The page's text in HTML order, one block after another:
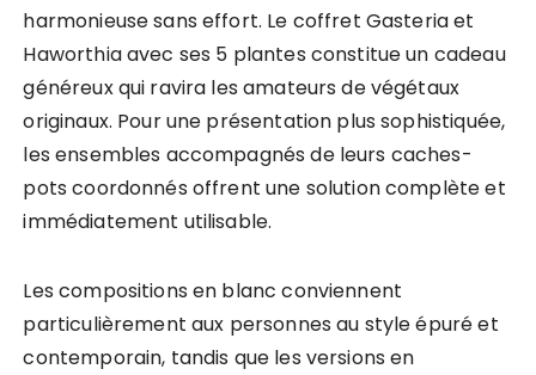
harmonieuse sans effort. Le coffret Gasteria et
Haworthia avec ses 5 plantes constitue un cadeau
généreux qui ravira les amateurs de végétaux
originaux. Pour une présentation plus sophistiquée,
les ensembles accompagnés de leurs caches-
pots coordonnés offrent une solution complète et
immédiatement utilisable.
Les compositions en blanc conviennent
particulièrement aux personnes au style épuré et
contemporain, tandis que les versions en